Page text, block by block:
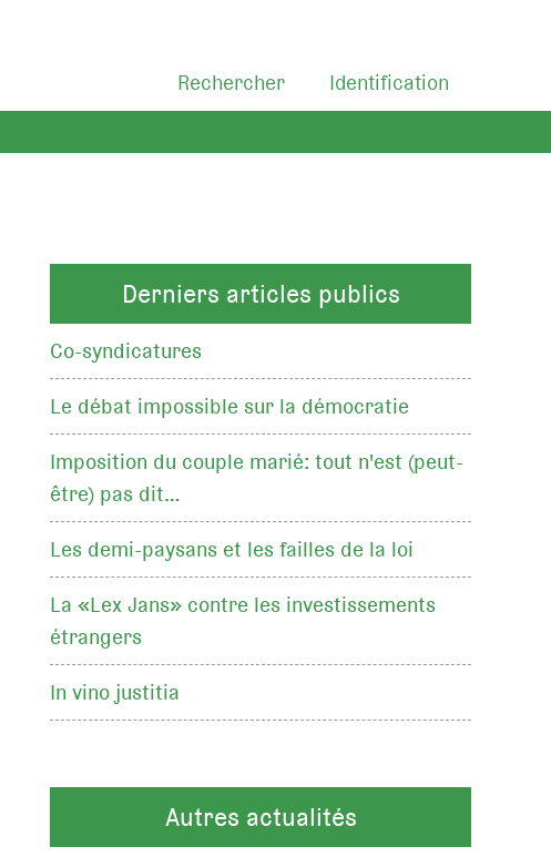
Identification
Rechercher
Derniers articles publics
Co-syndicatures
Le débat impossible sur la démocratie
Imposition du couple marié: tout n'est (peut-
être) pas dit…
Les demi-paysans et les failles de la loi
La «Lex Jans» contre les investissements
étrangers
In vino justitia
Autres actualités